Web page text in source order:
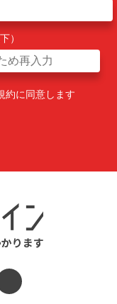
）
約に同意します